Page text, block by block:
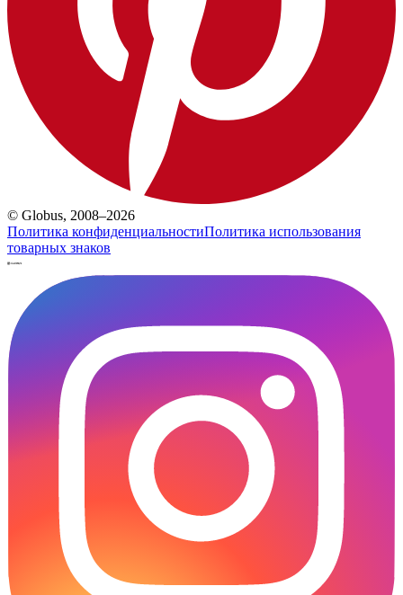
© Globus, 2008–2026
Политика конфиденциальностиПолитика использования
товарных знаков